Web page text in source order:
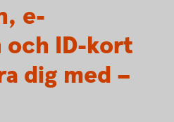
e-
ID-kort
dig med –